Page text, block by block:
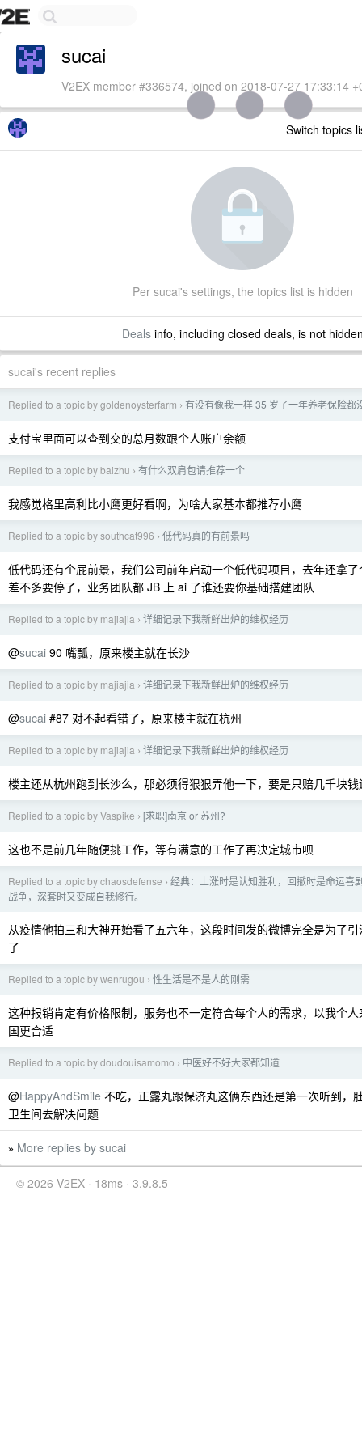
sucai
V2EX member #336574, joined on 2018-07-27 17:33:14
Switch topics
Per sucai's settings, the topics list is hidden
Dealsinfo, including closed deals, is not
sucai's recent replies
Replied to a topic by goldenoysterfarm › 有没有像我一样 35 岁了一年养老保险都
支付宝里面可以查到交的总月数跟个人账户余额
Replied to a topic by baizhu › 有什么双肩包请推荐一个
我感觉格里高利比小鹰更好看啊，为啥大家基本都推荐小鹰
Replied to a topic by southcat996 › 低代码真的有前景吗
低代码还有个屁前景，我们公司前年启动一个低代码项目，去年还拿
差不多要停了，业务团队都 JB 上 ai 了谁还要你基础搭建团队
Replied to a topic by majiajia › 详细记录下我新鲜出炉的维权经历
@sucai 90 嘴瓢，原来楼主就在长沙
Replied to a topic by majiajia › 详细记录下我新鲜出炉的维权经历
@sucai #87 对不起看错了，原来楼主就在杭州
Replied to a topic by majiajia › 详细记录下我新鲜出炉的维权经历
楼主还从杭州跑到长沙么，那必须得狠狠弄他一下，要是只赔几千块
Replied to a topic by Vaspike › [求职]南京 or 苏州?
这也不是前几年随便挑工作，等有满意的工作了再决定城市呗
Replied to a topic by chaosdefense › 经典：上涨时是认知胜利，回撤时是命运喜
战争，深套时又变成自我修行。
从疫情他拍三和大神开始看了五六年，这段时间发的微博完全是为了
了
Replied to a topic by wenrugou › 性生活是不是人的刚需
这种报销肯定有价格限制，服务也不一定符合每个人的需求，以我个
国更合适
Replied to a topic by doudouisamomo › 中医好不好大家都知道
@HappyAndSmile 不吃，正露丸跟保济丸这俩东西还是第一次听到，
卫生间去解决问题
» More replies by sucai
© 2026 V2EX · 18ms · 3.9.8.5